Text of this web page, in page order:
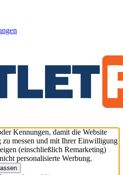
Kennungen, damit die Website
messen und mit Ihrer Einwilligung
(einschließlich Remarketing)
personalisierte Werbung.